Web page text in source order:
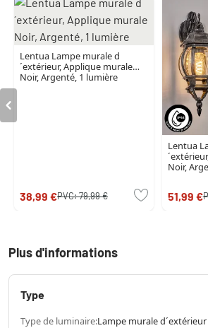
Lentua Lampe murale d
´extérieur, Applique murale
Noir, Argenté, 1 lumière
38,99 €PVC:79,99 €
Lentua
Noir,
51,99 €
Plus d'informations
Type
Type de luminaire:Lampe murale